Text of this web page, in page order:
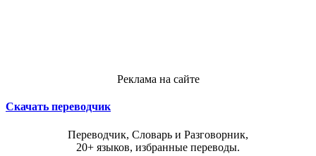
Реклама на сайте
Скачать переводчик
Переводчик, Словарь и Разговорник,
20+ языков, избранные переводы.